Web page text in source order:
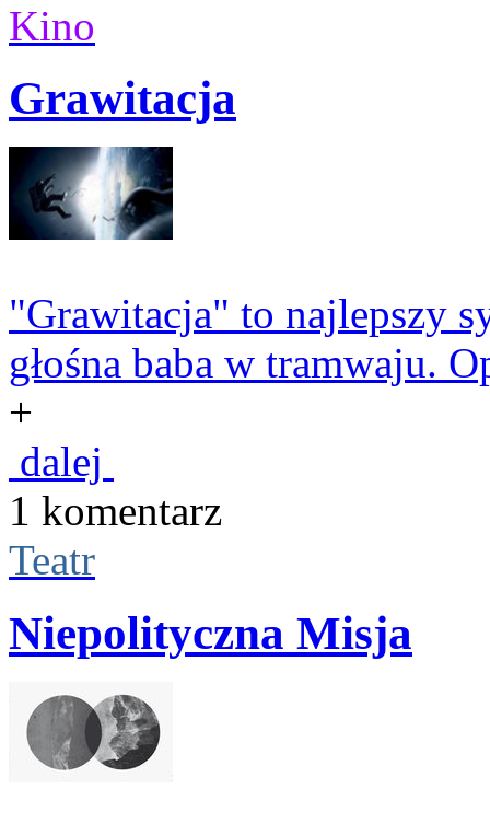
Kino
Grawitacja
"Grawitacja" to najlepszy
głośna baba w tramwaju.
+
dalej
1 komentarz
Teatr
Niepolityczna Misja